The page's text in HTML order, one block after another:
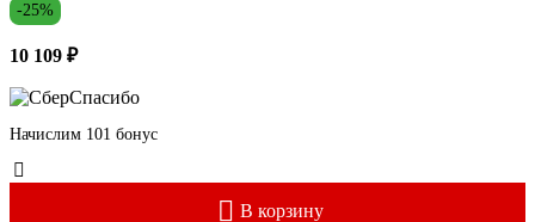
-25%
10 109 ₽
Начислим 101 бонус
В корзину